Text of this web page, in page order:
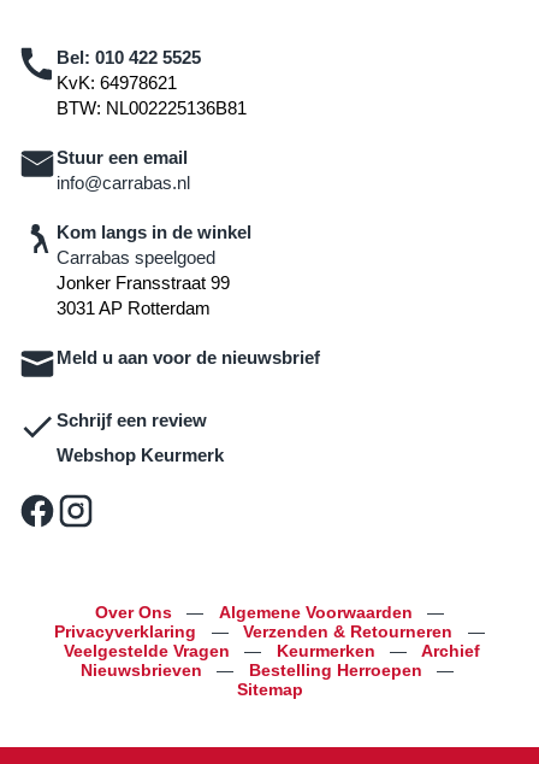
Bel: 010 422 5525
KvK: 64978621
BTW: NL002225136B81
Stuur een email
info@carrabas.nl
Kom langs in de winkel
Carrabas speelgoed
Jonker Fransstraat 99
3031 AP Rotterdam
Meld u aan voor de nieuwsbrief
Schrijf een review
Webshop Keurmerk
Over Ons — Algemene Voorwaarden
—
Privacyverklaring
— Verzenden & Retourneren
—
Veelgestelde Vragen
— Keurmerken —
Archief
Nieuwsbrieven
— Bestelling Herroepen
—
Sitemap